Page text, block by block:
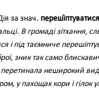
за знач. переші́птуватися
В громаді зітхання,
і під таємниче
зник так само
неширокий
у пахощах кори і